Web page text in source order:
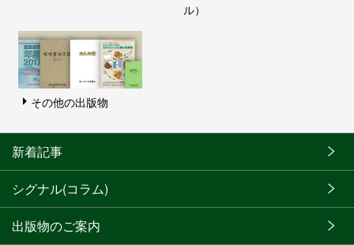
ル）
その他の出版物
新着記事
シグナル(コラム)
出版物のご案内